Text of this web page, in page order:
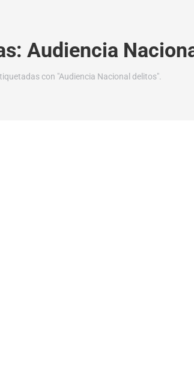
Audiencia
con "Audiencia Nacional delitos".